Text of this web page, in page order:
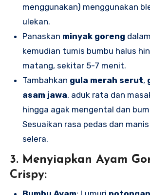
menggunakan) menggunakan
ulekan.
Panaskan minyak goreng
kemudian tumis bumbu halus
matang, sekitar 5-7 menit.
Tambahkan gula merah serut,
asam jawa, aduk rata dan
hingga agak mengental dan
Sesuaikan rasa pedas dan
selera.
3. Menyiapkan Ayam
Crispy: